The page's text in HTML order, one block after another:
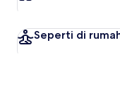
Seperti di